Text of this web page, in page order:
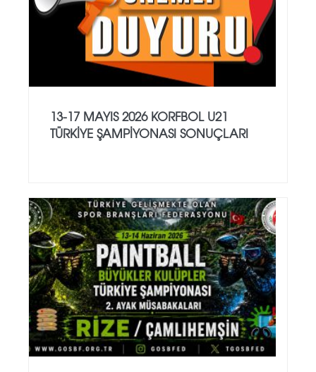
13-17 MAYIS 2026 KORFBOL U21
TÜRKİYE ŞAMPİYONASI SONUÇLARI